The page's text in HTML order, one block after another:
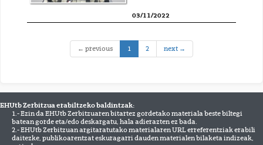
03/11/2022
← previous 1 (current)
2 next →
EHUtb Zerbitzua erabiltzeko baldintzak:
1.- Ezin da EHUtb Zerbitzuaren bitartez gordetako materiala beste biltegi
batean gorde eta/edo deskargatu, hala adierazten ez bada.
2.- EHUtb Zerbitzuan argitaratutako materialaren URL erreferentziak erabili
daitezke, publikoarentzat eskuragarri dauden materialen bilaketa indizeak,